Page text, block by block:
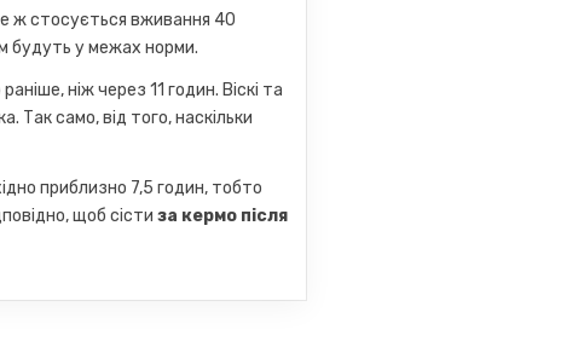
ж стосується вживання 40
будуть у межах норми.
ніж через 11 годин. Віскі та
Так само, від того, наскільки
приблизно 7,5 годин, тобто
щоб сісти за кермо після